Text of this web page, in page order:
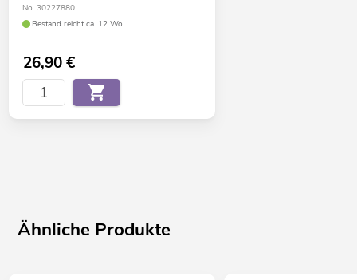
No. 30227880
Bestand reicht ca. 12 Wo.
26,90€
Ähnliche Produkte